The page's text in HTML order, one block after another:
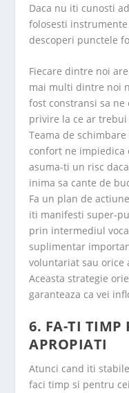
Daca nu iti cunosti
folosesti
descoperi punctele
Fiecare dintre noi
mai multi dintre noi
fost constransi sa
privire la ce ar trebui
Teama de
confort ne impiedica
asuma-ti un risc
inima sa cante de
Fa un plan de
iti manifesti super-
prin intermediul
suplimentar
voluntariat sau orice
Aceasta strategie
garanteaza ca vei
6. FA-TI TIMP
APROPIATI
Atunci cand iti
faci timp si pentru